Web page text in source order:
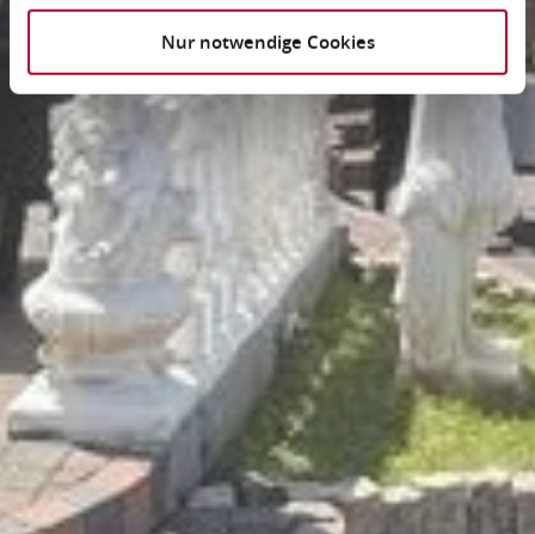
Nur notwendige Cookies